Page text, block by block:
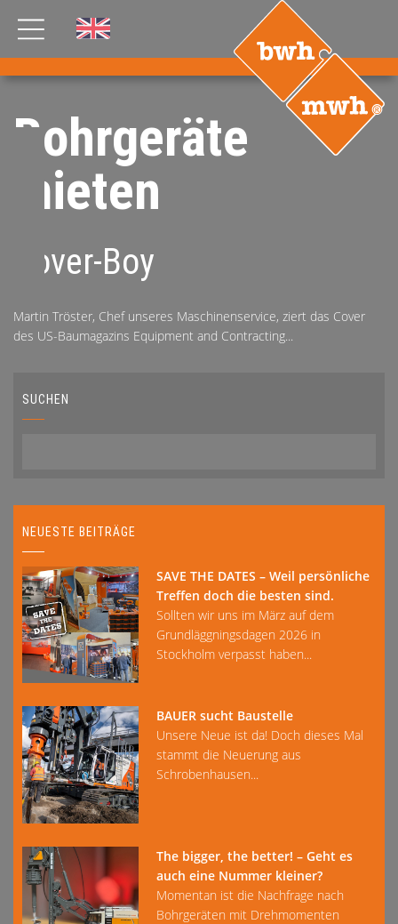
PRODUKTE
.RIGHT
ETP
FDS CA FDS USA
Bohrgeräte
mieten
Cover-Boy
Martin Tröster, Chef unseres Maschinenservice, ziert das Cover
des US-Baumagazins Equipment and Contracting...
SUCHEN
NEUESTE BEITRÄGE
SAVE THE DATES – Weil persönliche
Treffen doch die besten sind.
Sollten wir uns im März auf dem
Grundläggningsdagen 2026 in
Stockholm verpasst haben...
BAUER sucht Baustelle
Unsere Neue ist da! Doch dieses Mal
stammt die Neuerung aus
Schrobenhausen...
The bigger, the better! – Geht es
auch eine Nummer kleiner?
Momentan ist die Nachfrage nach
Bohrgeräten mit Drehmomenten